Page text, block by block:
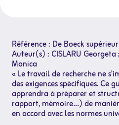
Référence : De Boeck
Auteur(s) : CISLARU Georgeta
Monica
« Le travail de recherche ne
des exigences spécifiques. Ce
apprendra à préparer et
rapport, mémoire…) de
en accord avec les normes